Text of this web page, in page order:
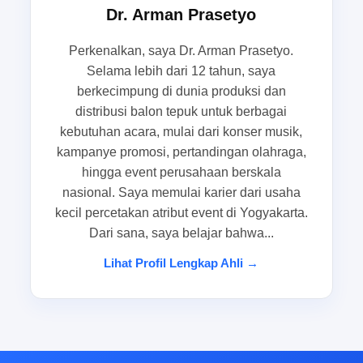
mendapatkan produk yang rapi, siap pakai, dan
Situasi paling sering muncul
menjelang event kampus, roadshow,
pameran, dan gathering komunitas
Menjelang hari H acara, panitia sering
menghadapi tekanan waktu yang cukup tinggi.
Jadwal rundown sudah padat, materi promosi
belum final, dan atribut sorak baru dipikirkan di
tahap akhir. Dalam kondisi seperti ini, kebutuhan
Dr. Arman Prasetyo
Perkenalkan, saya Dr. Arman Prasetyo.
Selama lebih dari 12 tahun, saya
berkecimpung di dunia produksi dan
distribusi balon tepuk untuk berbagai
kebutuhan acara, mulai dari konser musik,
kampanye promosi, pertandingan olahraga,
hingga event perusahaan berskala
nasional. Saya memulai karier dari usaha
kecil percetakan atribut event di Yogyakarta.
Dari sana, saya belajar bahwa...
Lihat Profil Lengkap Ahli →